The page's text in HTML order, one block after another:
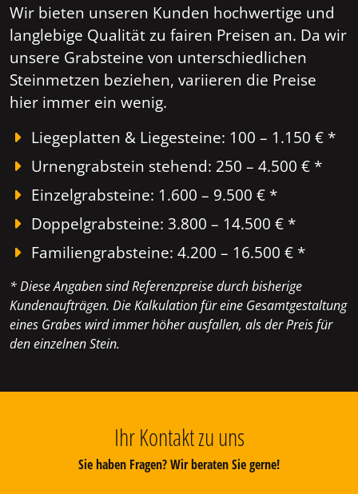
Wir bieten unseren Kunden hochwertige und
langlebige Qualität zu fairen Preisen an. Da wir
unsere Grabsteine von unterschiedlichen
Steinmetzen beziehen, variieren die Preise
hier immer ein wenig.
Liegeplatten & Liegesteine: 100 – 1.150 € *
Urnengrabstein stehend: 250 – 4.500 € *
Einzelgrabsteine: 1.600 – 9.500 € *
Doppelgrabsteine: 3.800 – 14.500 € *
Familiengrabsteine: 4.200 – 16.500 € *
* Diese Angaben sind Referenzpreise durch bisherige
Kundenaufträgen. Die Kalkulation für eine Gesamtgestaltung
eines Grabes wird immer höher ausfallen, als der Preis für
den einzelnen Stein.
Ihr Kontakt zu uns
Sie haben Fragen? Wir beraten Sie gerne!